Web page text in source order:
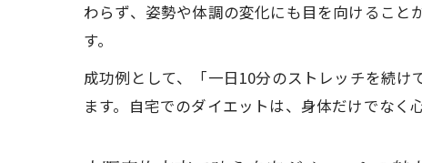
わらず、姿勢や体調の変化にも目を向けるこ
す。
成功例として、「一日10分のストレッチを続
ます。自宅でのダイエットは、身体だけでなく